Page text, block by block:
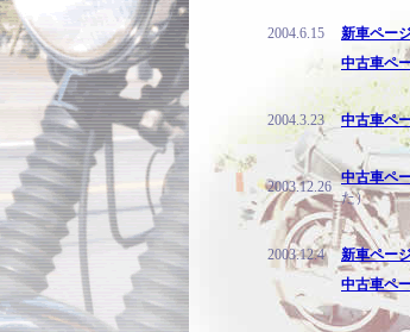
2004.6.15 新車ペー
中古車ペ
2004.3.23 中古車ペ
2003.12.26
中古車ペ
た）
2003.12.4 新車ペー
中古車ペ